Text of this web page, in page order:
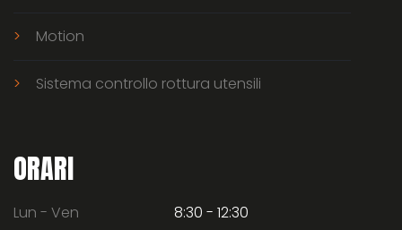
Motion
Sistema controllo rottura utensili
ORARI
Lun - Ven
8:30 - 12:30